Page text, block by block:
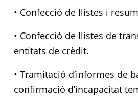
• Confecció de llistes i
• Confecció de llistes de
entitats de crèdit.
• Tramitació d’informes de
confirmació d’incapacitat